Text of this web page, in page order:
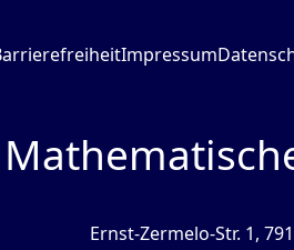
Impressum
Ernst-Zermelo-Str. 1,